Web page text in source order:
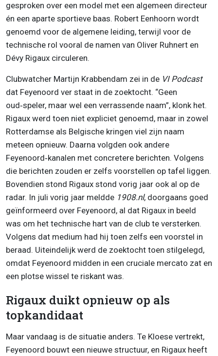
gesproken over een model met een algemeen directeur
én een aparte sportieve baas. Robert Eenhoorn wordt
genoemd voor de algemene leiding, terwijl voor de
technische rol vooral de namen van Oliver Ruhnert en
Dévy Rigaux circuleren.
Clubwatcher Martijn Krabbendam zei in de VI Podcast
dat Feyenoord ver staat in de zoektocht. “Geen
oud‑speler, maar wel een verrassende naam”, klonk het.
Rigaux werd toen niet expliciet genoemd, maar in zowel
Rotterdamse als Belgische kringen viel zijn naam
meteen opnieuw. Daarna volgden ook andere
Feyenoord‑kanalen met concretere berichten. Volgens
die berichten zouden er zelfs voorstellen op tafel liggen.
Bovendien stond Rigaux stond vorig jaar ook al op de
radar. In juli vorig jaar meldde 1908.nl, doorgaans goed
geïnformeerd over Feyenoord, al dat Rigaux in beeld
was om het technische hart van de club te versterken.
Volgens dat medium had hij toen zelfs een voorstel in
beraad. Uiteindelijk werd de zoektocht toen stilgelegd,
omdat Feyenoord midden in een cruciale mercato zat en
een plotse wissel te riskant was.
Rigaux duikt opnieuw op als
topkandidaat
Maar vandaag is de situatie anders. Te Kloese vertrekt,
Feyenoord bouwt een nieuwe structuur, en Rigaux heeft